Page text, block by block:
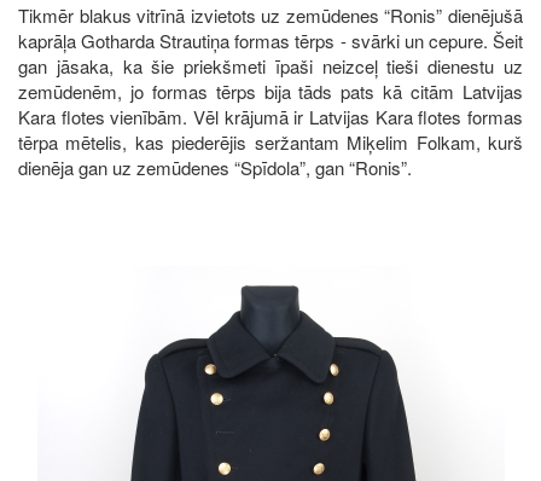
Tikmēr blakus vitrīnā izvietots uz zemūdenes “Ronis” dienējušā
kaprāļa Gotharda Strautiņa formas tērps - svārki un cepure. Šeit
gan jāsaka, ka šie priekšmeti īpaši neizceļ tieši dienestu uz
zemūdenēm, jo formas tērps bija tāds pats kā citām Latvijas
Kara flotes vienībām. Vēl krājumā ir Latvijas Kara flotes formas
tērpa mētelis, kas piederējis seržantam Miķelim Folkam, kurš
dienēja gan uz zemūdenes “Spīdola”, gan “Ronis”.